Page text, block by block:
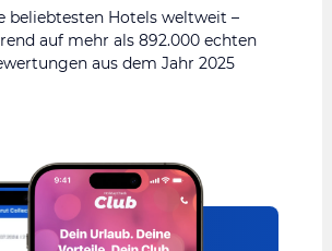
beliebtesten Hotels weltweit –
auf mehr als 892.000 echten
aus dem Jahr 2025